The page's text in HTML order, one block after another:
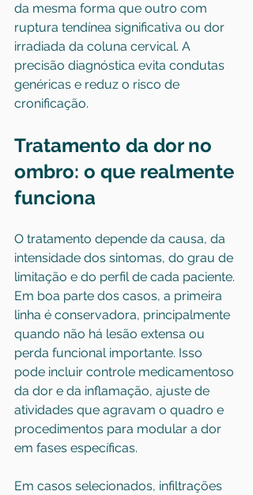
da mesma forma que outro com
ruptura tendínea significativa ou dor
irradiada da coluna cervical. A
precisão diagnóstica evita condutas
genéricas e reduz o risco de
cronificação.
Tratamento da dor no
ombro: o que realmente
funciona
O tratamento depende da causa, da
intensidade dos sintomas, do grau de
limitação e do perfil de cada paciente.
Em boa parte dos casos, a primeira
linha é conservadora, principalmente
quando não há lesão extensa ou
perda funcional importante. Isso
pode incluir controle medicamentoso
da dor e da inflamação, ajuste de
atividades que agravam o quadro e
procedimentos para modular a dor
em fases específicas.
Em casos selecionados, infiltrações